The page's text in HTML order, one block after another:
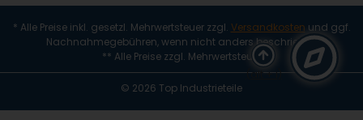
* Alle Preise inkl. gesetzl. Mehrwertsteuer zzgl. Versandkosten und ggf.
Nachnahmegebühren, wenn nicht anders beschrieben
** Alle Preise zzgl. Mehrwertsteuer
© 2026 Top Industrieteile
(alt + i)